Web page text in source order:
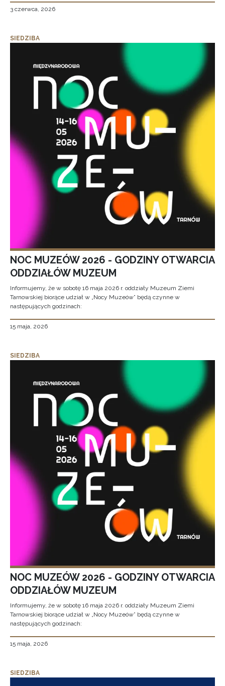
3 czerwca, 2026
SIEDZIBA
NOC MUZEÓW 2026 - GODZINY OTWARCIA
ODDZIAŁÓW MUZEUM
Informujemy, że w sobotę 16 maja 2026 r. oddziały Muzeum Ziemi
Tarnowskiej biorące udział w „Nocy Muzeów” będą czynne w
następujących godzinach:
15 maja, 2026
SIEDZIBA
NOC MUZEÓW 2026 - GODZINY OTWARCIA
ODDZIAŁÓW MUZEUM
Informujemy, że w sobotę 16 maja 2026 r. oddziały Muzeum Ziemi
Tarnowskiej biorące udział w „Nocy Muzeów” będą czynne w
następujących godzinach:
15 maja, 2026
SIEDZIBA